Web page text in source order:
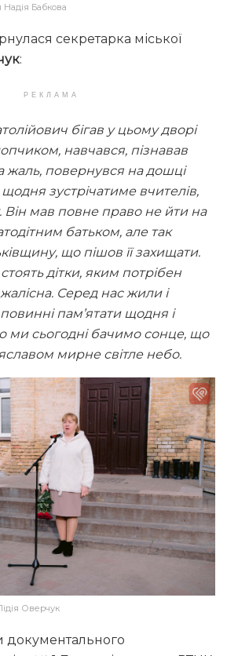
Бабкова
секретарка міської
:
РЕКЛАМА
бігав у цьому дворі
навчався, пізнавав
жаль, повернувся на дошці
зустрічатиме вчителів,
Він мав повне право не йти на
батьком, але так
що пішов її захищати.
дітки, яким потрібен
Серед нас жили і
пам’ятати щодня і
ми сьогодні бачимо сонце, що
мирне світле небо.
Оверчук
документального